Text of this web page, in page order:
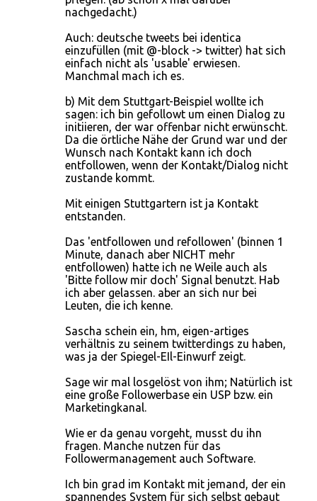
nachgedacht.)
Auch: deutsche tweets bei identica
einzufüllen (mit @-block -> twitter) hat sich
einfach nicht als 'usable' erwiesen.
Manchmal mach ich es.
b) Mit dem Stuttgart-Beispiel wollte ich
sagen: ich bin gefollowt um einen Dialog zu
initiieren, der war offenbar nicht erwünscht.
Da die örtliche Nähe der Grund war und der
Wunsch nach Kontakt kann ich doch
entfollowen, wenn der Kontakt/Dialog nicht
zustande kommt.
Mit einigen Stuttgartern ist ja Kontakt
entstanden.
Das 'entfollowen und refollowen' (binnen 1
Minute, danach aber NICHT mehr
entfollowen) hatte ich ne Weile auch als
'Bitte follow mir doch' Signal benutzt. Hab
ich aber gelassen. aber an sich nur bei
Leuten, die ich kenne.
Sascha schein ein, hm, eigen-artiges
verhältnis zu seinem twitterdings zu haben,
was ja der Spiegel-EIl-Einwurf zeigt.
Sage wir mal losgelöst von ihm; Natürlich ist
eine große Followerbase ein USP bzw. ein
Marketingkanal.
Wie er da genau vorgeht, musst du ihn
fragen. Manche nutzen für das
Followermanagement auch Software.
Ich bin grad im Kontakt mit jemand, der ein
spannendes System für sich selbst gebaut